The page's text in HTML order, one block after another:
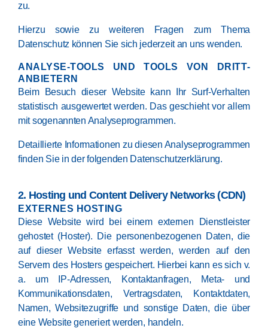
zu.
Hierzu sowie zu weiteren Fragen zum Thema
Datenschutz können Sie sich jederzeit an uns wenden.
ANALYSE-TOOLS UND TOOLS VON DRITT­
ANBIETERN
Beim Besuch dieser Website kann Ihr Surf-Verhalten
statistisch ausgewertet werden. Das geschieht vor allem
mit sogenannten Analyseprogrammen.
Detaillierte Informationen zu diesen Analyseprogrammen
finden Sie in der folgenden Datenschutzerklärung.
2. Hosting und Content Delivery Networks (CDN)
EXTERNES HOSTING
Diese Website wird bei einem externen Dienstleister
gehostet (Hoster). Die personenbezogenen Daten, die
auf dieser Website erfasst werden, werden auf den
Servern des Hosters gespeichert. Hierbei kann es sich v.
a. um IP-Adressen, Kontaktanfragen, Meta- und
Kommunikationsdaten, Vertragsdaten, Kontaktdaten,
Namen, Websitezugriffe und sonstige Daten, die über
eine Website generiert werden, handeln.